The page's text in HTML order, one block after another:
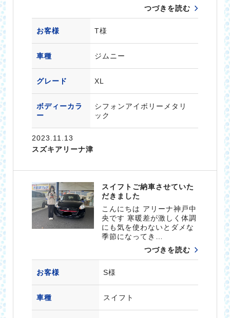
つづきを読む
お客様 T様
車種 ジムニー
グレード XL
ボディーカラ
ー
シフォンアイボリーメタリ
ック
2023.11.13
スズキアリーナ津
スイフトご納車させていた
だきました
こんにちは アリーナ神戸中
央です 寒暖差が激しく体調
にも気を使わないとダメな
季節になってき…
つづきを読む
お客様 S様
車種 スイフト